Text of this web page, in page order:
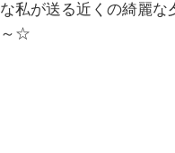
私が送る近くの綺麗な
～☆